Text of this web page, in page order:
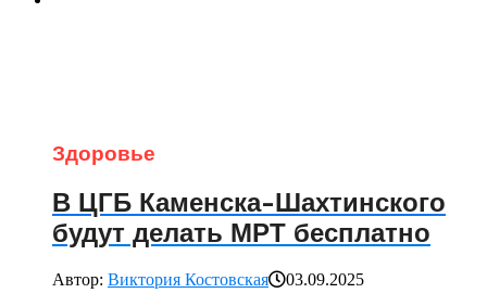
Здоровье
В ЦГБ Каменска-Шахтинского
будут делать МРТ бесплатно
Автор: Виктория Костовская
03.09.2025